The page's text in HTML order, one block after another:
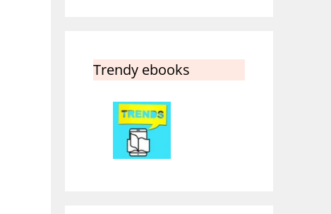
Trendy ebooks